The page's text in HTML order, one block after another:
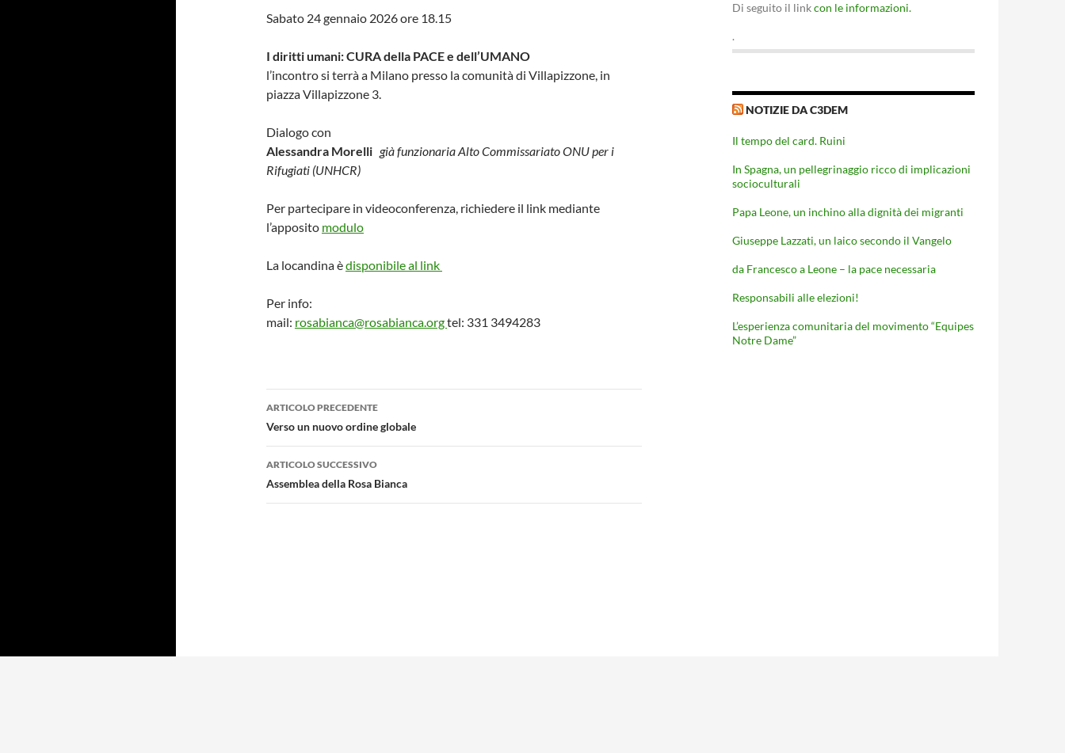
Sabato 24 gennaio 2026 ore 18.15
I diritti umani: CURA della PACE e dell’UMANO
l’incontro si terrà a Milano presso la comunità di Villapizzone, in
piazza Villapizzone 3.
Dialogo con
Alessandra Morelli già funzionaria Alto Commissariato ONU per i
Rifugiati (UNHCR)
Per partecipare in videoconferenza, richiedere il link mediante
l’apposito modulo
La locandina èdisponibile al link
Per info:
mail: rosabianca@rosabianca.orgtel: 331 3494283
Navigazione
articolo
ARTICOLO PRECEDENTE
Verso un nuovo ordine globale
ARTICOLO SUCCESSIVO
Assemblea della Rosa Bianca
Di seguito il linkcon le informazioni.
.
NOTIZIE DA C3DEM
Il tempo del card. Ruini
In Spagna, un pellegrinaggio ricco di implicazioni
socioculturali
Papa Leone, un inchino alla dignità dei migranti
Giuseppe Lazzati, un laico secondo il Vangelo
da Francesco a Leone – la pace necessaria
Responsabili alle elezioni!
L’esperienza comunitaria del movimento “Equipes
Notre Dame”